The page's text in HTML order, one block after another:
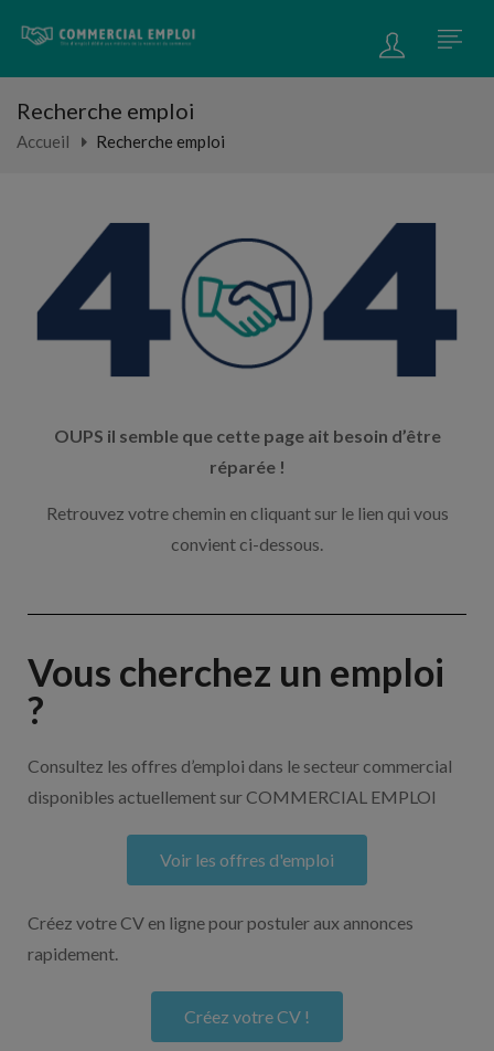
Recherche emploi
Accueil Recherche emploi
OUPS il semble que cette page ait besoin d’être
réparée !
Retrouvez votre chemin en cliquant sur le lien qui vous
convient ci-dessous.
Vous cherchez un emploi
?
Consultez les offres d’emploi dans le secteur commercial
disponibles actuellement sur COMMERCIAL EMPLOI
Voir les offres d'emploi
Créez votre CV en ligne pour postuler aux annonces
rapidement.
Créez votre CV !